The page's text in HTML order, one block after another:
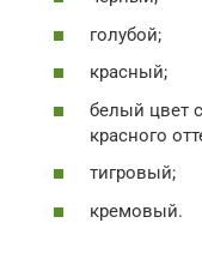
голубой;
красный;
белый цвет
красного
тигровый;
кремовый.